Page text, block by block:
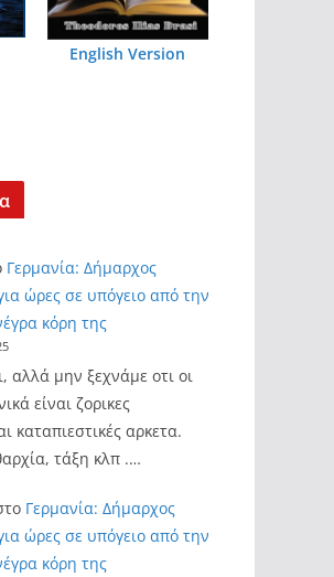
English Version
Γερμανία: Δήμαρχος
ώρες σε υπόγειο από την
κόρη της
αλλά μην ξεχνάμε οτι οι
είναι ζορικες
καταπιεστικές αρκετα.
τάξη κλπ .…
Γερμανία: Δήμαρχος
ώρες σε υπόγειο από την
κόρη της